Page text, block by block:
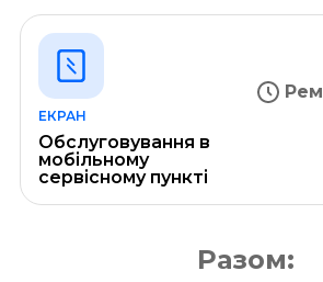
ЕКРАН
Обслуговування в
мобільному
сервісному пункті
Разом: